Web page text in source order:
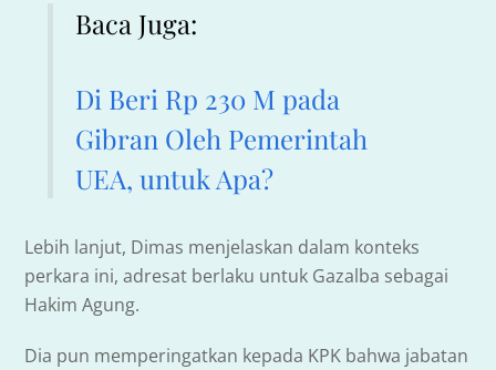
Baca Juga:
Di Beri Rp 230 M pada
Gibran Oleh Pemerintah
UEA, untuk Apa?
Lebih lanjut, Dimas menjelaskan dalam konteks
perkara ini, adresat berlaku untuk Gazalba sebagai
Hakim Agung.
Dia pun memperingatkan kepada KPK bahwa jabatan